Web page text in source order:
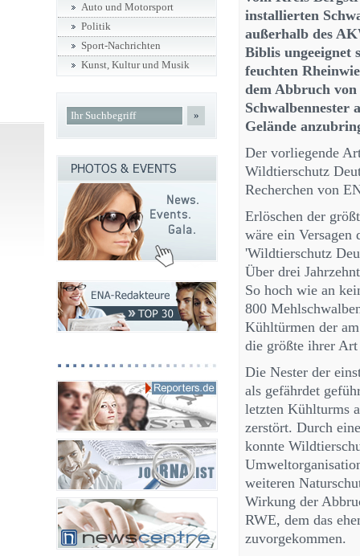
installierten
außerhalb des
Biblis ungeeignet
feuchten
dem Abbruch
Schwalbennester
Gelände
Der vorliegende
Wildtierschutz
Recherchen von
Erlöschen der
wäre ein Versagen
'Wildtierschutz
Über drei
So hoch wie an
800
Kühltürmen der
die größte ihrer
Die Nester der
als gefährdet
letzten Kühlturms
zerstört. Durch
konnte
weiteren
Wirkung der
RWE, dem das
zuvorgekommen.
Auto und Motorsport
Politik
Sport-Nachrichten
Kunst, Kultur und Musik
»